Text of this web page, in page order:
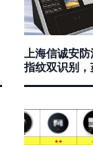
上海信诚安
指纹双识别